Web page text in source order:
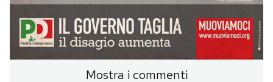
Mostra i commenti